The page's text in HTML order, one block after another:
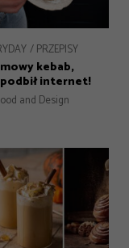
PRZEPISY
kebab,
internet!
and Design